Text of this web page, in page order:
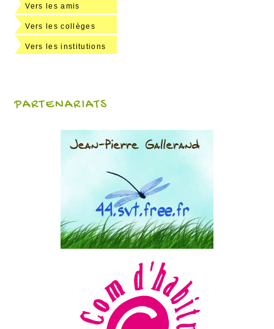
Vers les amis
Vers les collèges
Vers les institutions
PARTENARIATS